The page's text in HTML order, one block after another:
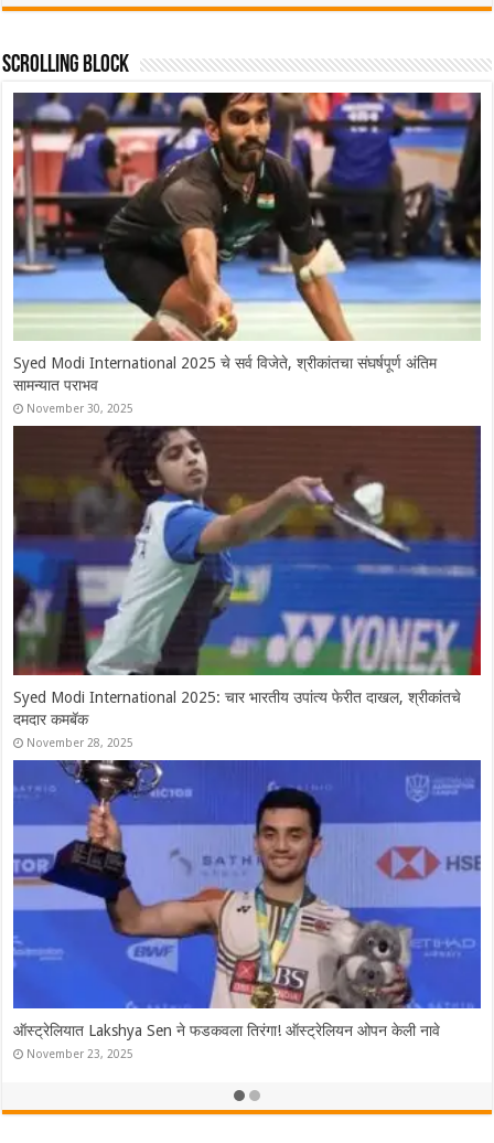
Scrolling Block
Syed Modi International 2025 चे सर्व विजेते, श्रीकांतचा संघर्षपूर्ण अंतिम
सामन्यात पराभव
November 30, 2025
Syed Modi International 2025: चार भारतीय उपांत्य फेरीत दाखल, श्रीकांतचे
दमदार कमबॅक
November 28, 2025
ऑस्ट्रेलियात Lakshya Sen ने फडकवला तिरंगा! ऑस्ट्रेलियन ओपन केली नावे
November 23, 2025